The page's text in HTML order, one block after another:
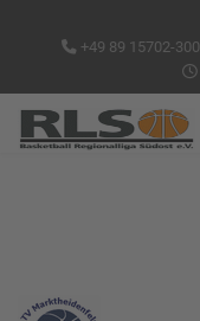
+49 89 15702-300